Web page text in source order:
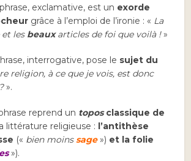
exclamative, est un exorde
grâce à l’emploi de l’ironie : « La
les beauxarticles de foi que voilà !»
interrogative, pose le sujet du
religion, à ce que je vois, est donc
».
reprend un toposclassique de
littérature religieuse : l’antithèse
(« bien moinssage») et la folie
»).